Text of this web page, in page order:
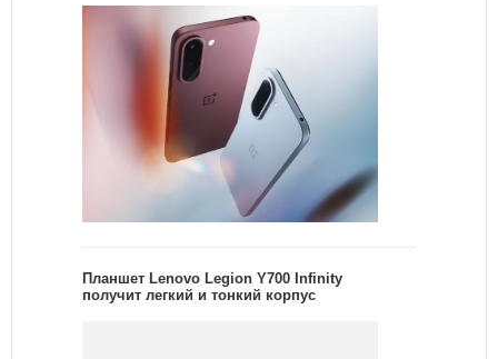
Планшет Lenovo Legion Y700 Infinity
получит легкий и тонкий корпус